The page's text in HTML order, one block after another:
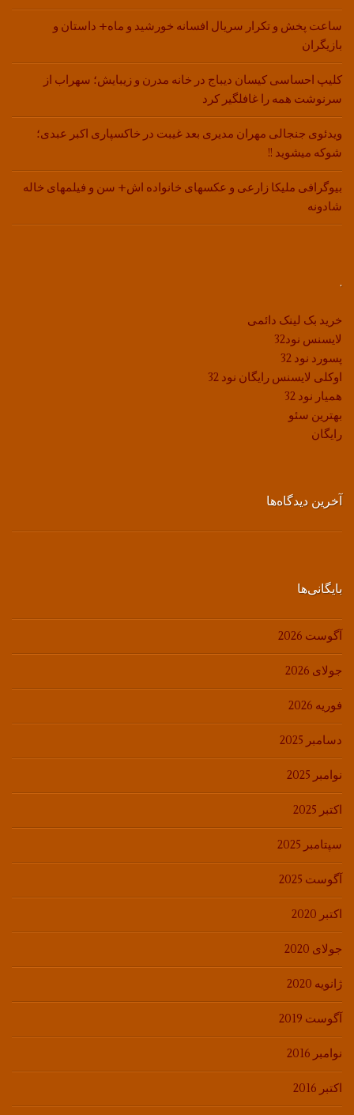
ساعت پخش و تکرار سریال افسانه خورشید و ماه+ داستان و
بازیگران
کلیپ احساسی کیسان دیباج در خانه مدرن و زیبایش؛ سهراب از
سرنوشت همه را غافلگیر کرد
ویدئوی جنجالی مهران مدیری بعد غیبت در خاکسپاری اکبر عبدی؛
شوکه میشوید !!
بیوگرافی ملیکا زارعی و عکسهای خانواده اش+ سن و فیلمهای خاله
شادونه
.
خرید بک لینک دائمی
لایسنس نود32
پسورد نود 32
اوکلی لایسنس رایگان نود 32
همیار نود 32
بهترین سئو
رایگان
آخرین دیدگاه‌ها
بایگانی‌ها
آگوست 2026
جولای 2026
فوریه 2026
دسامبر 2025
نوامبر 2025
اکتبر 2025
سپتامبر 2025
آگوست 2025
اکتبر 2020
جولای 2020
ژانویه 2020
آگوست 2019
نوامبر 2016
اکتبر 2016